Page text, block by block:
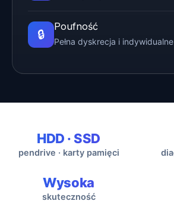
🔒
Poufność
Pełna dyskrecja i
HDD · SSD
pendrive · karty pamięci
Wysoka
skuteczność